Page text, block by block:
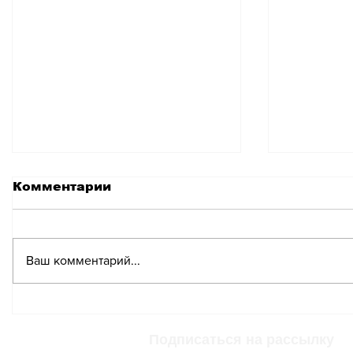
Комментарии
Ваш комментарий...